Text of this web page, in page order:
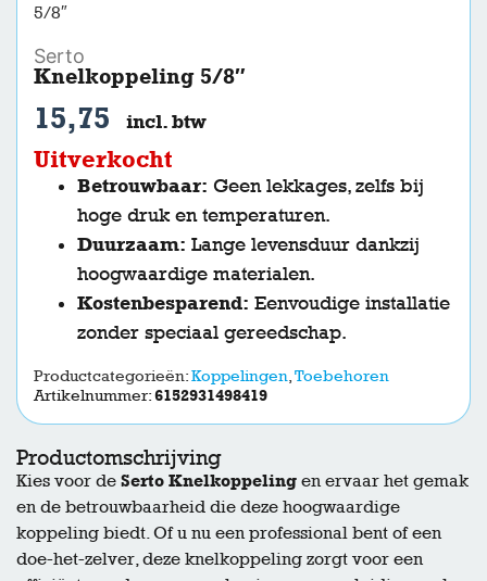
5/8″
Serto
Knelkoppeling 5/8″
15,75 incl. btw
Uitverkocht
Betrouwbaar: Geen lekkages, zelfs bij
hoge druk en temperaturen.
Duurzaam: Lange levensduur dankzij
hoogwaardige materialen.
Kostenbesparend: Eenvoudige installatie
zonder speciaal gereedschap.
Productcategorieën:Koppelingen Toebehoren
Artikelnummer:6152931498419
Productomschrijving
Kies voor de Serto Knelkoppeling en ervaar het gemak
en de betrouwbaarheid die deze hoogwaardige
koppeling biedt. Of u nu een professional bent of een
doe-het-zelver, deze knelkoppeling zorgt voor een